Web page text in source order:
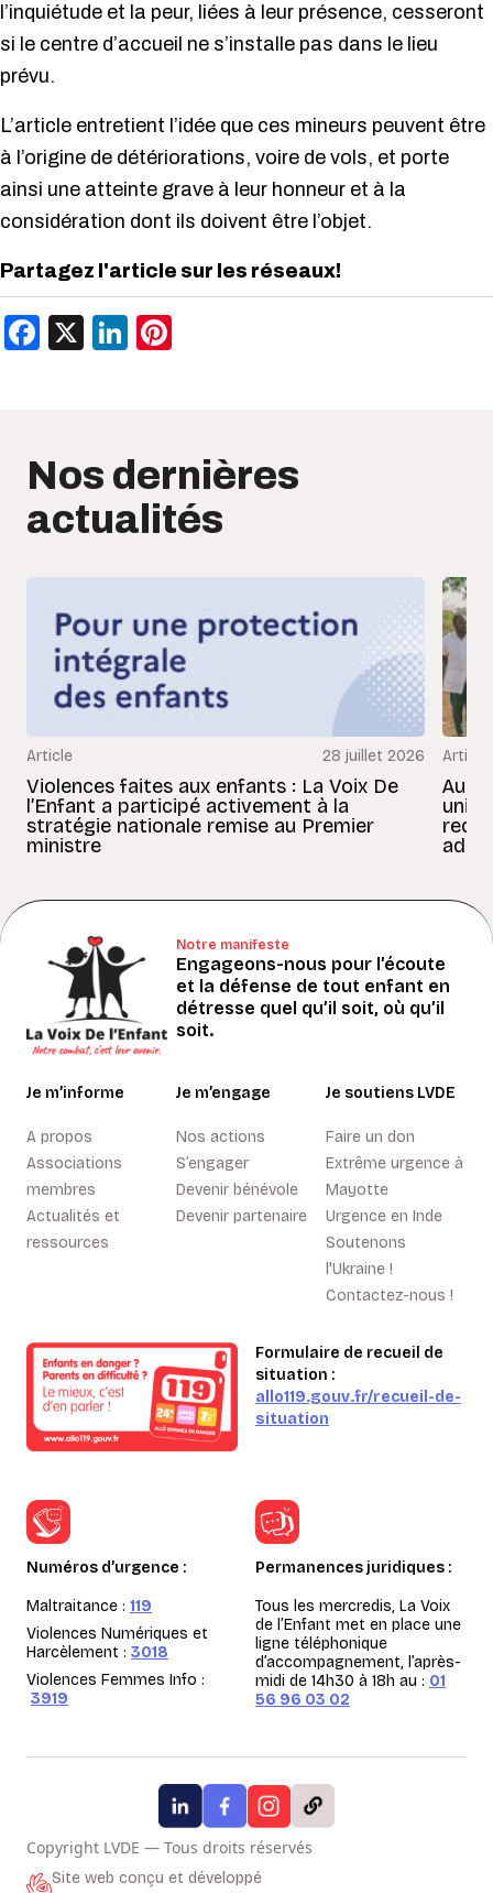
l’inquiétude et la peur, liées à leur présence, cesseront
si le centre d’accueil ne s’installe pas dans le lieu
prévu.
L’article entretient l’idée que ces mineurs peuvent être
à l’origine de détériorations, voire de vols, et porte
ainsi une atteinte grave à leur honneur et à la
considération dont ils doivent être l’objet.
Partagez l'article sur les réseaux!
Facebook
X LinkedIn
Nos dernières
actualités
Article 28 juillet 2026
Violences faites aux enfants : La Voix De
l’Enfant a participé activement à la
stratégie nationale remise au Premier
ministre
Article
Au
Notre manifeste
Engageons-nous pour l’écoute
et la défense de tout enfant en
détresse quel qu’il soit, où qu’il
soit.
Je m’informe
A propos
Associations
membres
Actualités et
ressources
Je m’engage
Nos actions
S’engager
Devenir bénévole
Devenir partenaire
Je soutiens LVDE
Faire un don
Extrême urgence à
Mayotte
Urgence en Inde
Soutenons
l'Ukraine !
Contactez-nous !
Formulaire de recueil de
situation :
allo119.gouv.fr/recueil-de-
situation
Numéros d’urgence :
Maltraitance : 119
Violences Numériques et
Harcèlement : 3018
Violences Femmes Info :
3919
Permanences juridiques :
Tous les mercredis, La Voix
de l’Enfant met en place une
ligne téléphonique
d’accompagnement, l’après-
midi de 14h30 à 18h au : 01
56 96 03 02
Copyright LVDE — Tous droits réservés
Site web conçu et développé